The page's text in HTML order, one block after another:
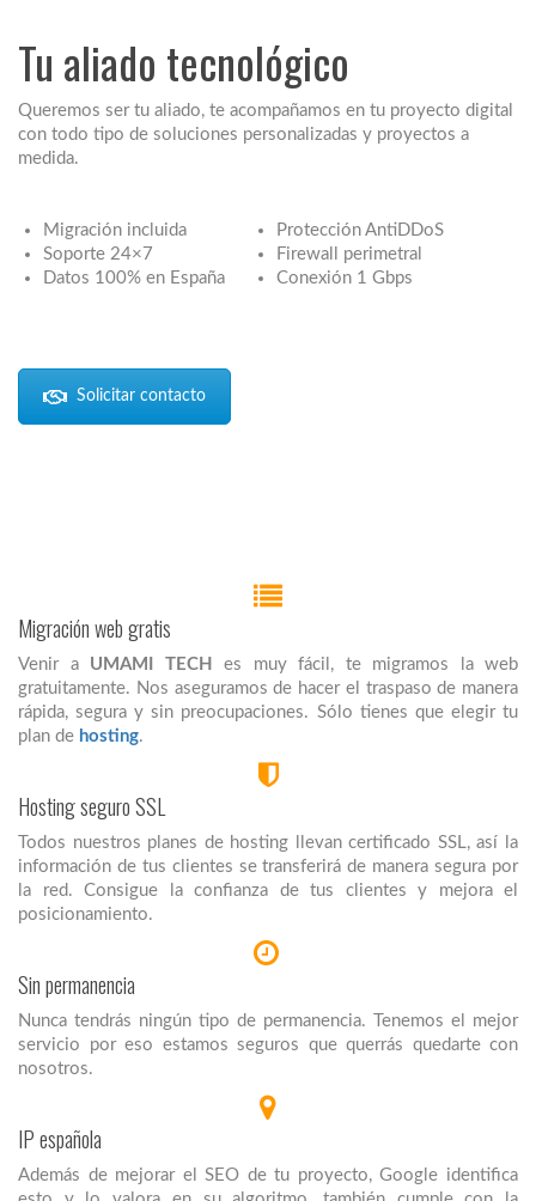
Tu aliado tecnológico
Queremos ser tu aliado, te acompañamos en tu proyecto digital
con todo tipo de soluciones personalizadas y proyectos a
medida.
Migración incluida
Soporte 24×7
Datos 100% en España
Protección AntiDDoS
Firewall perimetral
Conexión 1 Gbps
Solicitar contacto
Migración web gratis
Venir a UMAMI TECH
es muy fácil, te migramos la web
gratuitamente. Nos aseguramos de hacer el traspaso de manera
rápida, segura y sin preocupaciones. Sólo tienes que elegir tu
plan de hosting.
Hosting seguro SSL
Todos nuestros planes de hosting llevan certificado SSL, así la
información de tus clientes se transferirá de manera segura por
la red. Consigue la confianza de tus clientes y mejora el
posicionamiento.
Sin permanencia
Nunca tendrás ningún tipo de permanencia. Tenemos el mejor
servicio por eso estamos seguros que querrás quedarte con
nosotros.
IP española
Además de mejorar el SEO de tu proyecto, Google identifica